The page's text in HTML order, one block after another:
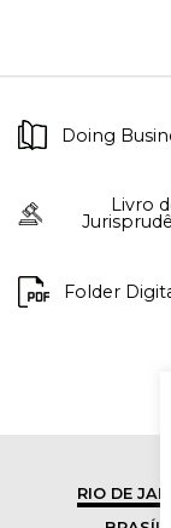
Doing
Livro
Folder
RIO DE